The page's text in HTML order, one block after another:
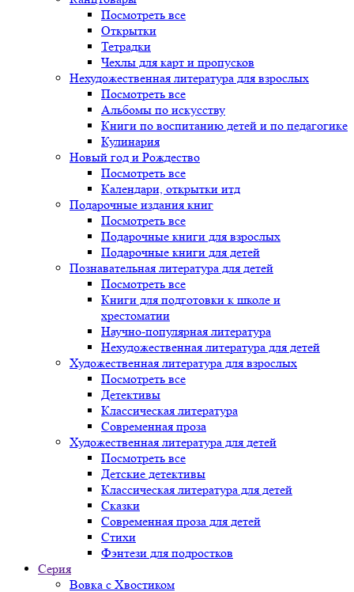
Посмотреть все
Открытки
Тетрадки
Чехлы для карт и пропусков
Нехудожественная литература для взрослых
Посмотреть все
Альбомы по искусству
Книги по воспитанию детей и по педагогике
Кулинария
Новый год и Рождество
Посмотреть все
Календари, открытки итд
Подарочные издания книг
Посмотреть все
Подарочные книги для взрослых
Подарочные книги для детей
Познавательная литература для детей
Посмотреть все
Книги для подготовки к школе и
хрестоматии
Научно-популярная литература
Нехудожественная литература для детей
Художественная литература для взрослых
Посмотреть все
Детективы
Классическая литература
Современная проза
Художественная литература для детей
Посмотреть все
Детские детективы
Классическая литература для детей
Сказки
Современная проза для детей
Стихи
Фэнтези для подростков
Серия
Вовка с Хвостиком